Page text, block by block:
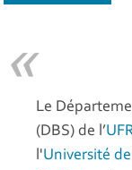
Le
(DBS) de l’
l'Université